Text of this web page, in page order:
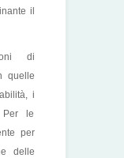
il
di
quelle
i
Per le
per
delle